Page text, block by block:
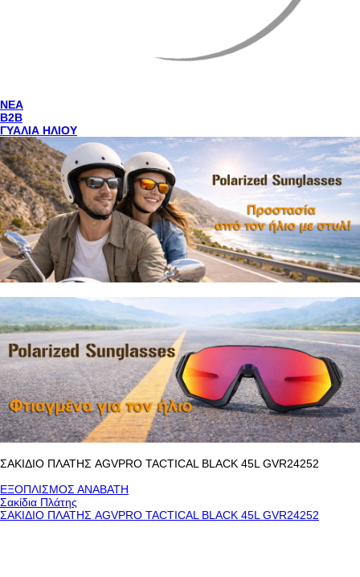
NEA
Β2Β
ΓΥΑΛΙΑ ΗΛΙΟΥ
ΣΑΚΙΔΙΟ ΠΛΑΤΗΣ AGVPRO TACTICAL BLACK 45L GVR24252
ΕΞΟΠΛΙΣΜΟΣ ΑΝΑΒΑΤΗ
Σακίδια Πλάτης
ΣΑΚΙΔΙΟ ΠΛΑΤΗΣ AGVPRO TACTICAL BLACK 45L GVR24252